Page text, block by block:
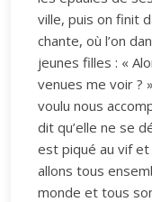
ville, puis on finit
chante, où l’on
jeunes filles : «
venues me voir ?
voulu nous
dit qu’elle ne se
est piqué au vif et
allons tous
monde et tous